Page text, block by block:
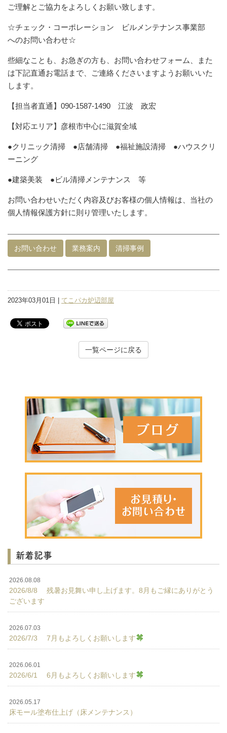
ご理解とご協力をよろしくお願い致します。
☆チェック・コーポレーション ビルメンテナンス事業部
へのお問い合わせ☆
些細なことも、お急ぎの方も、お問い合わせフォーム、また
は下記直通お電話まで、ご連絡くださいますようお願いいた
します。
【担当者直通】090-1587-1490 江波 政宏
【対応エリア】彦根市中心に滋賀全域
●クリニック清掃 ●店舗清掃 ●福祉施設清掃 ●ハウスクリ
ーニング
●建築美装 ●ビル清掃メンテナンス 等
お問い合わせいただく内容及びお客様の個人情報は、当社の
個人情報保護方針に則り管理いたします。
お問い合わせ 業務案内 清掃事例
2023年03月01日 | てこパカ炉辺部屋
一覧ページに戻る
新着記事
2026.08.08
2026/8/8 残暑お見舞い申し上げます。8月もご縁にありがとう
ございます
2026.07.03
2026/7/3 7月もよろしくお願いします
2026.06.01
2026/6/1 6月もよろしくお願いします
2026.05.17
床モール塗布仕上げ（床メンテナンス）